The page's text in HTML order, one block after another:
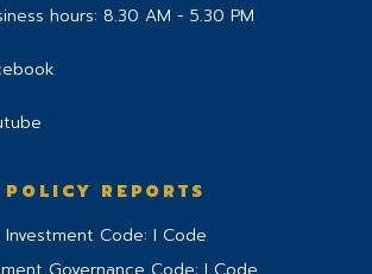
hours: 8.30 AM - 5.30 PM
POLICY REPORTS
Investment Code: I Code